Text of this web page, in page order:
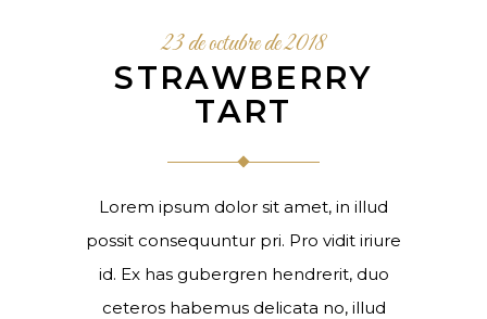
23 de octubre de 2018
STRAWBERRY
TART
Lorem ipsum dolor sit amet, in illud
possit consequuntur pri. Pro vidit iriure
id. Ex has gubergren hendrerit, duo
ceteros habemus delicata no, illud